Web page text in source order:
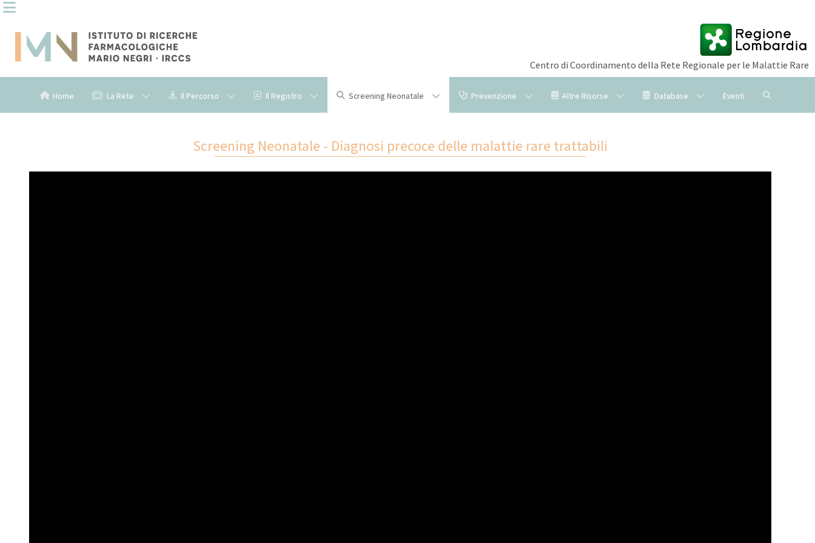
Centro di Coordinamento della Rete Regionale per le Malattie Rare
Home La Rete Il Percorso Il Registro Screening Neonatale Prevenzione Altre Risorse Database Eventi
Screening Neonatale - Diagnosi precoce delle malattie rare trattabili